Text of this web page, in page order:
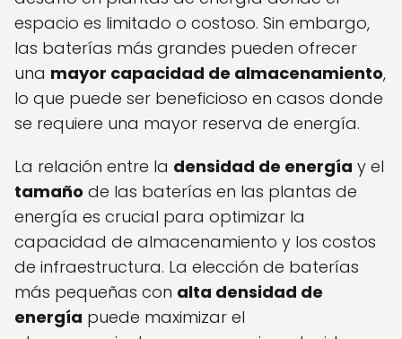
espacio es limitado o costoso. Sin embargo,
las baterías más grandes pueden ofrecer
una mayor capacidad de almacenamiento,
lo que puede ser beneficioso en casos donde
se requiere una mayor reserva de energía.
La relación entre la densidad de energía y el
tamaño de las baterías en las plantas de
energía es crucial para optimizar la
capacidad de almacenamiento y los costos
de infraestructura. La elección de baterías
más pequeñas con alta densidad de
energía puede maximizar el